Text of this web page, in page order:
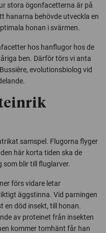
stora ögonfacetterna är på
hanarna behövde utveckla en
honan i svärmen.
hos hanflugor hos de
ben. Därför törs vi anta
evolutionsbiolog vid
samspel. Flugorna flyger
här korta tiden ska de
som blir till fluglarver.
förs vidare letar
äggstinna. Vid parningen
en död insekt, till honan.
av proteinet från insekten
kommer tomhänt får han